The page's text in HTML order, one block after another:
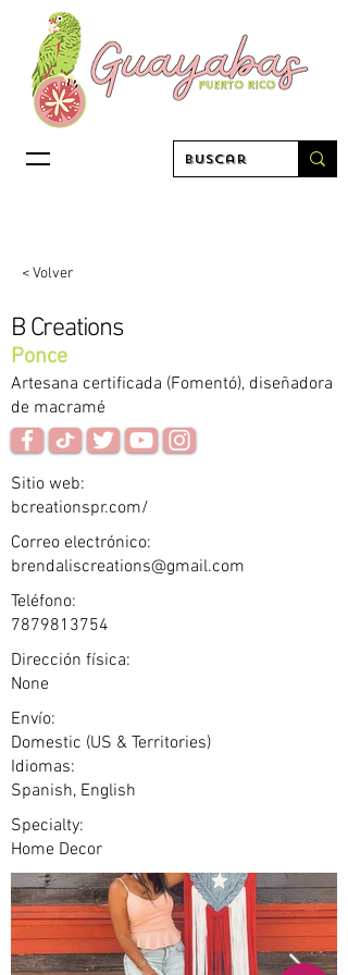
< Volver
B Creations
Ponce
Artesana certificada (Fomentó), diseñadora
de macramé
Sitio web:
bcreationspr.com/
Correo electrónico:
brendaliscreations@gmail.com
Teléfono:
7879813754
Dirección física:
None
Envío:
Domestic (US & Territories)
Idiomas:
Spanish, English
Specialty:
Home Decor